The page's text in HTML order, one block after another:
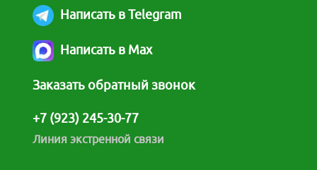
Написать в Telegram
Написать в Max
Заказать обратный звонок
+7 (923) 245-30-77
Линия экстренной связи